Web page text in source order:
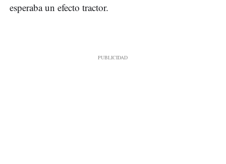
esperaba un efecto tractor.